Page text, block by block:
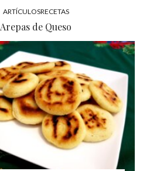
ARTÍCULOSRECETAS
Arepas de Queso